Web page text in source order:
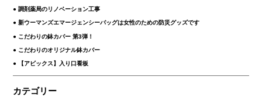
調剤薬局のリノベーション工事
新ウーマンズエマージェンシーバッグは女性のための防災グッズです
こだわりの鉢カバー 第3弾！
こだわりのオリジナル鉢カバー
【アビックス】入り口看板
カテゴリー